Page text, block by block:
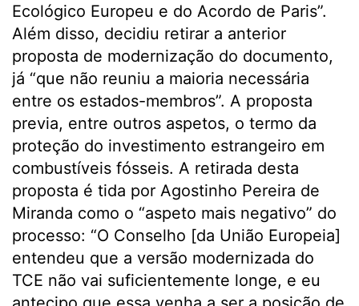
Ecológico Europeu e do Acordo de Paris”.
Além disso, decidiu retirar a anterior
proposta de modernização do documento,
já “que não reuniu a maioria necessária
entre os estados-membros”. A proposta
previa, entre outros aspetos, o termo da
proteção do investimento estrangeiro em
combustíveis fósseis. A retirada desta
proposta é tida por Agostinho Pereira de
Miranda como o “aspeto mais negativo” do
processo: “O Conselho [da União Europeia]
entendeu que a versão modernizada do
TCE não vai suficientemente longe, e eu